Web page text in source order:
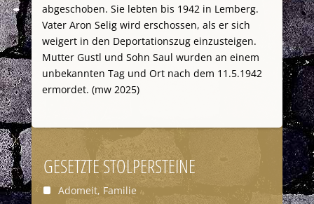
abgeschoben. Sie lebten bis 1942 in Lemberg.
Vater Aron Selig wird erschossen, als er sich
weigert in den Deportationszug einzusteigen.
Mutter Gustl und Sohn Saul wurden an einem
unbekannten Tag und Ort nach dem 11.5.1942
ermordet. (mw 2025)
GESETZTE STOLPERSTEINE
Adomeit, Familie